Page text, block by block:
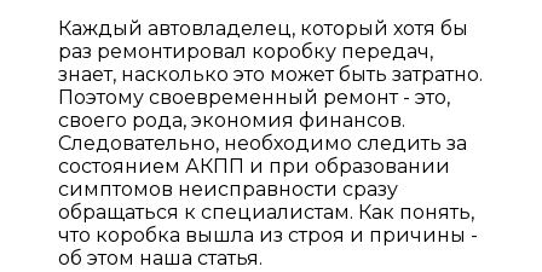
Каждый автовладелец, который хотя бы
раз ремонтировал коробку передач,
знает, насколько это может быть затратно.
Поэтому своевременный ремонт - это,
своего рода, экономия финансов.
Следовательно, необходимо следить за
состоянием АКПП и при образовании
симптомов неисправности сразу
обращаться к специалистам. Как понять,
что коробка вышла из строя и причины -
об этом наша статья.